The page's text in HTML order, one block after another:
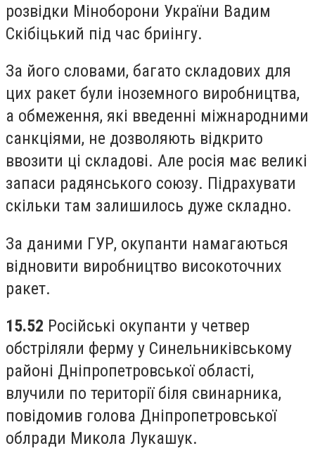
розвідки Міноборони України Вадим
Скібіцький під час бриінгу.
За його словами, багато складових для
цих ракет були іноземного виробництва,
а обмеження, які введенні міжнародними
санкціями, не дозволяють відкрито
ввозити ці складові. Але росія має великі
запаси радянського союзу. Підрахувати
скільки там залишилось дуже складно.
За даними ГУР, окупанти намагаються
відновити виробництво високоточних
ракет.
15.52 Російські окупанти у четвер
обстріляли ферму у Синельниківському
районі Дніпропетровської області,
влучили по території біля свинарника,
повідомив голова Дніпропетровської
облради Микола Лукашук.